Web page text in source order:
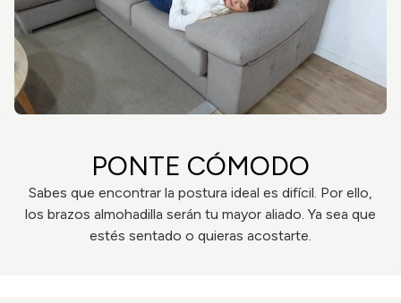
PONTE CÓMODO
Sabes que encontrar la postura ideal es difícil. Por ello,
los brazos almohadilla serán tu mayor aliado. Ya sea que
estés sentado o quieras acostarte.